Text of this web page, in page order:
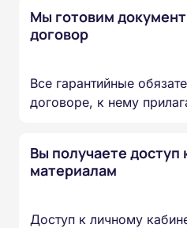
Мы готовим
договор
Все гарантийные
договоре, к нему
Вы получаете доступ
материалам
Доступ к личному